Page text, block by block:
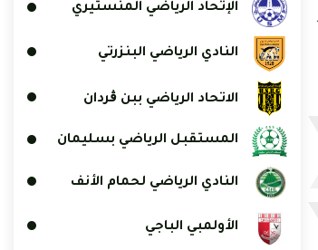
الإتحاد الرياضي المنستيري
النادي الرياضي البنزرتي
الاتحاد الرياضي ببن ڨردان
المستقبل الرياضي بسليمان
النادي الرياضي لحمام الأنف
الأولمبي الباجي